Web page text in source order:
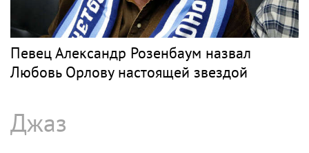
Певец Александр Розенбаум назвал
Любовь Орлову настоящей звездой
Джаз